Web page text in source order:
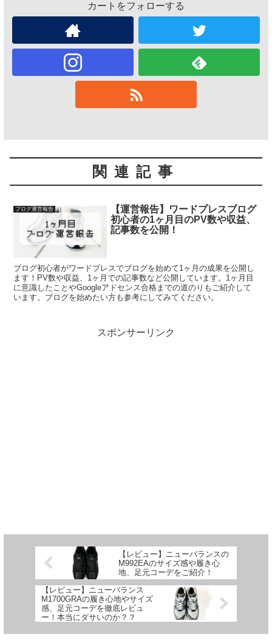
カートをフォローする
関連記事
ブログ運営報告
【運営報告】ワードプレスブログ
初心者の1ヶ月目のPV数や収益、
記事数を公開！
ブログ初心者がワードプレスでブログを始めて1ヶ月の成果を公開し
ます！PV数や収益、1ヶ月での記事数など公開しています。1ヶ月目
に意識したことやGoogleアドセンス合格までの道のりもご紹介して
います。ブログを始めたい方も参考にしてみてください。
スポンサーリンク
【レビュー】ニューバランスの
M992EAのサイズ感や履き心
地、足元コーデをご紹介！
【レビュー】ニューバランス
M1700GRAの履き心地やサイズ
感、足元コーデを徹底レビュ
ー！本当にダサいのか？？